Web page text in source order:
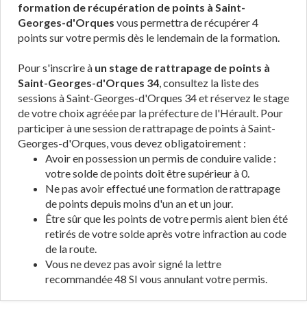
formation de récupération de points à Saint-
Georges-d'Orques vous permettra de récupérer 4
points sur votre permis dès le lendemain de la formation.
Pour s'inscrire à un stage de rattrapage de points à
Saint-Georges-d'Orques 34, consultez la liste des
sessions à Saint-Georges-d'Orques 34 et réservez le stage
de votre choix agréée par la préfecture de l'Hérault. Pour
participer à une session de rattrapage de points à Saint-
Georges-d'Orques, vous devez obligatoirement :
Avoir en possession un permis de conduire valide :
votre solde de points doit être supérieur à 0.
Ne pas avoir effectué une formation de rattrapage
de points depuis moins d'un an et un jour.
Être sûr que les points de votre permis aient bien été
retirés de votre solde après votre infraction au code
de la route.
Vous ne devez pas avoir signé la lettre
recommandée 48 SI vous annulant votre permis.